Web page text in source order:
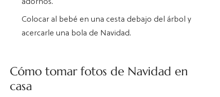
adornos.
Colocar al bebé en una cesta debajo del árbol y
acercarle una bola de Navidad.
Cómo tomar fotos de Navidad en
casa